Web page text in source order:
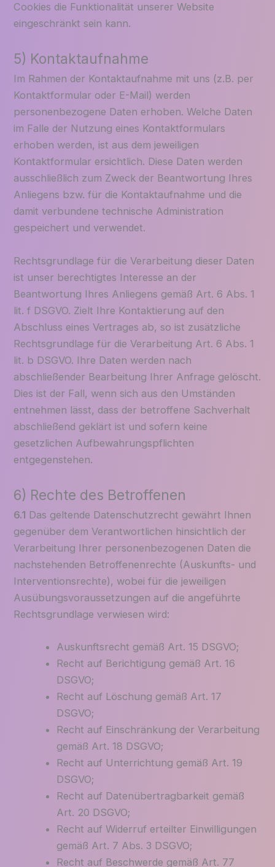
Cookies die Funktionalität unserer Website
eingeschränkt sein kann.
5) Kontaktaufnahme
Im Rahmen der Kontaktaufnahme mit uns (z.B. per
Kontaktformular oder E-Mail) werden
personenbezogene Daten erhoben. Welche Daten
im Falle der Nutzung eines Kontaktformulars
erhoben werden, ist aus dem jeweiligen
Kontaktformular ersichtlich. Diese Daten werden
ausschließlich zum Zweck der Beantwortung Ihres
Anliegens bzw. für die Kontaktaufnahme und die
damit verbundene technische Administration
gespeichert und verwendet.
Rechtsgrundlage für die Verarbeitung dieser Daten
ist unser berechtigtes Interesse an der
Beantwortung Ihres Anliegens gemäß Art. 6 Abs. 1
lit. f DSGVO. Zielt Ihre Kontaktierung auf den
Abschluss eines Vertrages ab, so ist zusätzliche
Rechtsgrundlage für die Verarbeitung Art. 6 Abs. 1
lit. b DSGVO. Ihre Daten werden nach
abschließender Bearbeitung Ihrer Anfrage gelöscht.
Dies ist der Fall, wenn sich aus den Umständen
entnehmen lässt, dass der betroffene Sachverhalt
abschließend geklärt ist und sofern keine
gesetzlichen Aufbewahrungspflichten
entgegenstehen.
6) Rechte des Betroffenen
6.1 Das geltende Datenschutzrecht gewährt Ihnen
gegenüber dem Verantwortlichen hinsichtlich der
Verarbeitung Ihrer personenbezogenen Daten die
nachstehenden Betroffenenrechte (Auskunfts- und
Interventionsrechte), wobei für die jeweiligen
Ausübungsvoraussetzungen auf die angeführte
Rechtsgrundlage verwiesen wird:
Auskunftsrecht gemäß Art. 15 DSGVO;
Recht auf Berichtigung gemäß Art. 16
DSGVO;
Recht auf Löschung gemäß Art. 17
DSGVO;
Recht auf Einschränkung der Verarbeitung
gemäß Art. 18 DSGVO;
Recht auf Unterrichtung gemäß Art. 19
DSGVO;
Recht auf Datenübertragbarkeit gemäß
Art. 20 DSGVO;
Recht auf Widerruf erteilter Einwilligungen
gemäß Art. 7 Abs. 3 DSGVO;
Recht auf Beschwerde gemäß Art. 77